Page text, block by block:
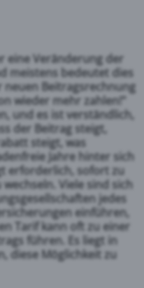
eine Veränderung der
meistens bedeutet dies
neuen Beitragsrechnung
wieder mehr zahlen!"
und es ist verständlich,
der Beitrag steigt,
steigt, was
Jahre hinter sich
erforderlich, sofort zu
Viele sind sich
jedes
einführen,
Tarif kann oft zu einer
führen. Es liegt in
diese Möglichkeit zu